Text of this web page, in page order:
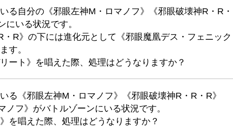
る自分の《邪眼左神M・ロマノフ》《邪眼破壊神R・R・
にいる状況です。
・R》の下には進化元として《邪眼魔凰デス・フェニック
す。
ート》を唱えた際、処理はどうなりますか？
る《邪眼左神M・ロマノフ》《邪眼破壊神R・R・R》
ノフ》がバトルゾーンにいる状況です。
を唱えた際、処理はどうなりますか？